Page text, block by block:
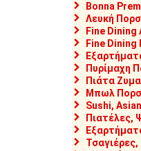
Bonna
Λευκή
Fine Dining
Fine Dining
Πυρίμαχη
Πιάτα
Μπωλ
Sushi,
Πιατέλες,